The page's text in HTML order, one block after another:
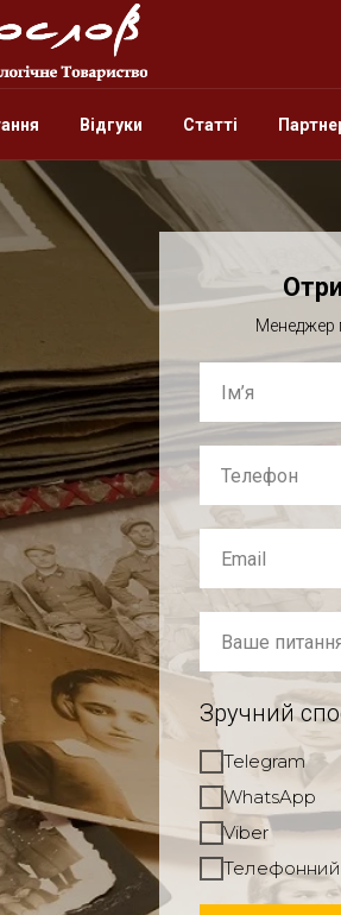
Відгуки Статті
Менеджер
Зручний
Telegram
WhatsApp
Viber
Телефонний